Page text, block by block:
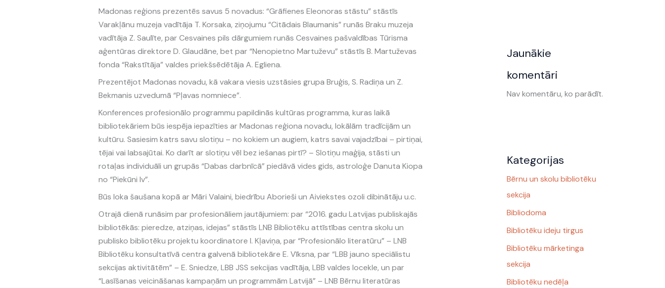
Madonas reģions prezentēs savus 5 novadus: “Grāfienes Eleonoras stāstu” stāstīs
Varakļānu muzeja vadītāja T. Korsaka, ziņojumu “Citādais Blaumanis” runās Braku muzeja
vadītāja Z. Saulīte, par Cesvaines pils dārgumiem runās Cesvaines pašvaldības Tūrisma
aģentūras direktore D. Glaudāne, bet par “Nenopietno Martuževu” stāstīs B. Martuževas
fonda “Rakstītāja” valdes priekšsēdētāja A. Egliena.
Prezentējot Madonas novadu, kā vakara viesis uzstāsies grupa Bruģis, S. Radiņa un Z.
Bekmanis uzvedumā “Pļavas nomniece”.
Konferences profesionālo programmu papildinās kultūras programma, kuras laikā
bibliotekāriem būs iespēja iepazīties ar Madonas reģiona novadu, lokālām tradīcijām un
kultūru. Sasiesim katrs savu slotiņu – no kokiem un augiem, katrs savai vajadzībai – pirtiņai,
tējai vai labsajūtai. Ko darīt ar slotiņu vēl bez iešanas pirtī? – Slotiņu maģija, stāsti un
rotaļas individuāli un grupās “Dabas darbnīcā” piedāvā vides gids, astroloģe Danuta Kiopa
no “Piekūni lv”.
Būs loka šaušana kopā ar Māri Valaini, biedrību Aborieši un Aiviekstes ozoli dibinātāju u.c.
Otrajā dienā runāsim par profesionāliem jautājumiem: par “2016. gadu Latvijas publiskajās
bibliotēkās: pieredze, atziņas, idejas” stāstīs LNB Bibliotēku attīstības centra skolu un
publisko bibliotēku projektu koordinatore I. Kļaviņa, par “Profesionālo literatūru” – LNB
Bibliotēku konsultatīvā centra galvenā bibliotekāre E. Vīksna, par “LBB jauno speciālistu
sekcijas aktivitātēm” – E. Sniedze, LBB JSS sekcijas vadītāja, LBB valdes locekle, un par
“Lasīšanas veicināšanas kampaņām un programmām Latvijā” – LNB Bērnu literatūras
Jaunākie
komentāri
Nav komentāru, ko parādīt.
Kategorijas
Bērnu un skolu bibliotēku
sekcija
Bibliodoma
Bibliotēku ideju tirgus
Bibliotēku mārketinga
sekcija
Bibliotēku nedēļa